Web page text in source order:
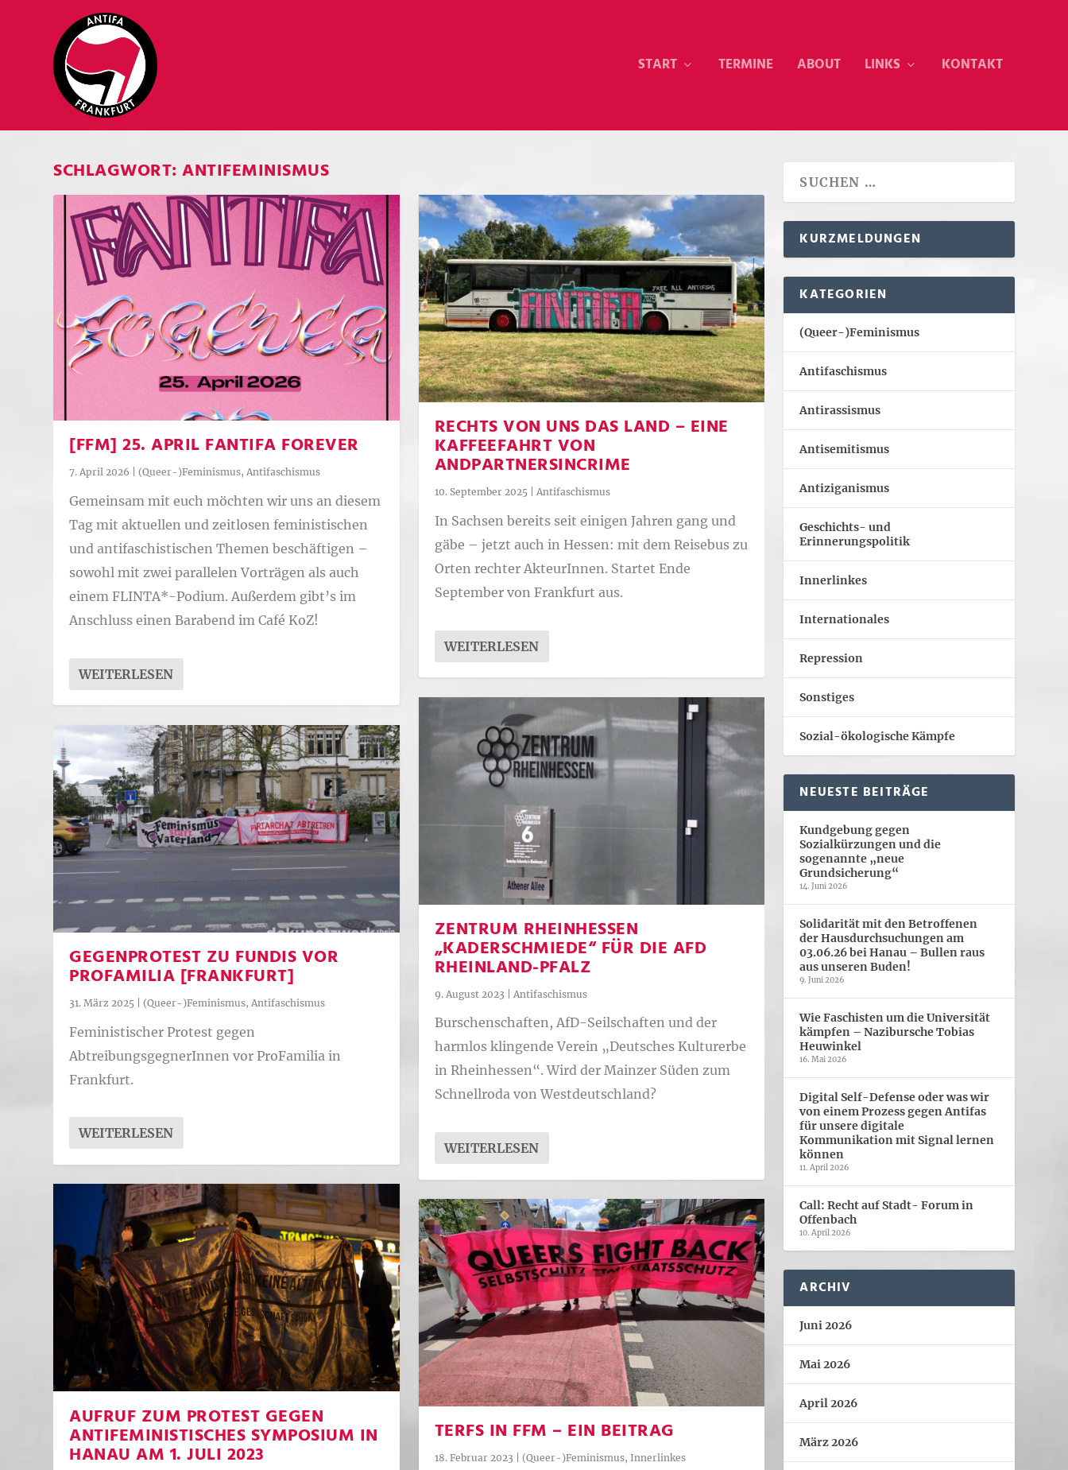
START TERMINE ABOUT LINKS KONTAKT
SCHLAGWORT:ANTIFEMINISMUS
[FFM] 25. APRIL FANTIFA FOREVER
7. April 2026 (Queer-)Feminismus,Antifaschismus
Gemeinsam mit euch möchten wir uns an diesem
Tag mit aktuellen und zeitlosen feministischen
und antifaschistischen Themen beschäftigen –
sowohl mit zwei parallelen Vorträgen als auch
einem FLINTA*-Podium. Außerdem gibt’s im
Anschluss einen Barabend im Café KoZ!
WEITERLESEN
GEGENPROTEST ZU FUNDIS VOR
PROFAMILIA [FRANKFURT]
31. März 2025 (Queer-)Feminismus, Antifaschismus
Feministischer Protest gegen
AbtreibungsgegnerInnen vor ProFamilia in
Frankfurt.
WEITERLESEN
AUFRUF ZUM PROTEST GEGEN
ANTIFEMINISTISCHES SYMPOSIUM IN
HANAU AM 1. JULI 2023
RECHTS VON UNS DAS LAND – EINE
KAFFEEFAHRT VON
ANDPARTNERSINCRIME
10. September 2025| Antifaschismus
In Sachsen bereits seit einigen Jahren gang und
gäbe – jetzt auch in Hessen: mit dem Reisebus zu
Orten rechter AkteurInnen. Startet Ende
September von Frankfurt aus.
WEITERLESEN
ZENTRUM RHEINHESSEN
„KADERSCHMIEDE“ FÜR DIE AFD
RHEINLAND-PFALZ
9. August 2023 Antifaschismus
Burschenschaften, AfD-Seilschaften und der
harmlos klingende Verein „Deutsches Kulturerbe
in Rheinhessen“. Wird der Mainzer Süden zum
Schnellroda von Westdeutschland?
WEITERLESEN
TERFS IN FFM – EIN BEITRAG
18. Februar 2023 (Queer-)Feminismus, Innerlinkes
KURZMELDUNGEN
KATEGORIEN
(Queer-)Feminismus
Antifaschismus
Antirassismus
Antisemitismus
Antiziganismus
Geschichts- und
Erinnerungspolitik
Innerlinkes
Internationales
Repression
Sonstiges
Sozial-ökologische Kämpfe
NEUESTE BEITRÄGE
Kundgebung gegen
Sozialkürzungen und die
sogenannte „neue
Grundsicherung“
14. Juni 2026
Solidarität mit den Betroffenen
der Hausdurchsuchungen am
03.06.26 bei Hanau – Bullen raus
aus unseren Buden!
9. Juni 2026
Wie Faschisten um die Universität
kämpfen – Nazibursche Tobias
Heuwinkel
16. Mai 2026
Digital Self-Defense oder was wir
von einem Prozess gegen Antifas
für unsere digitale
Kommunikation mit Signal lernen
können
11. April 2026
Call: Recht auf Stadt- Forum in
Offenbach
10. April 2026
ARCHIV
Juni 2026
Mai 2026
April 2026
März 2026